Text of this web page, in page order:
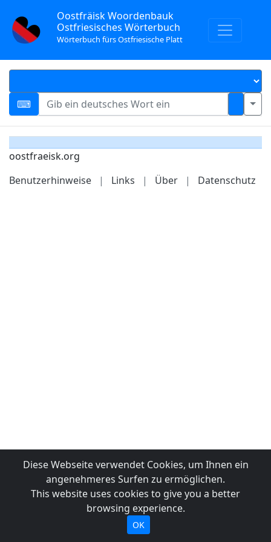
Oostfräisk Woordenbauk
Ostfriesisches Wörterbuch
Wörterbuch fürs Ostfriesische Platt
oostfraeisk.org
Benutzerhinweise
| Links | Über | Datenschutz
Diese Webseite verwendet Cookies, um Ihnen ein
angenehmeres Surfen zu ermöglichen.
This website uses cookies to give you a better
browsing experience.
OK